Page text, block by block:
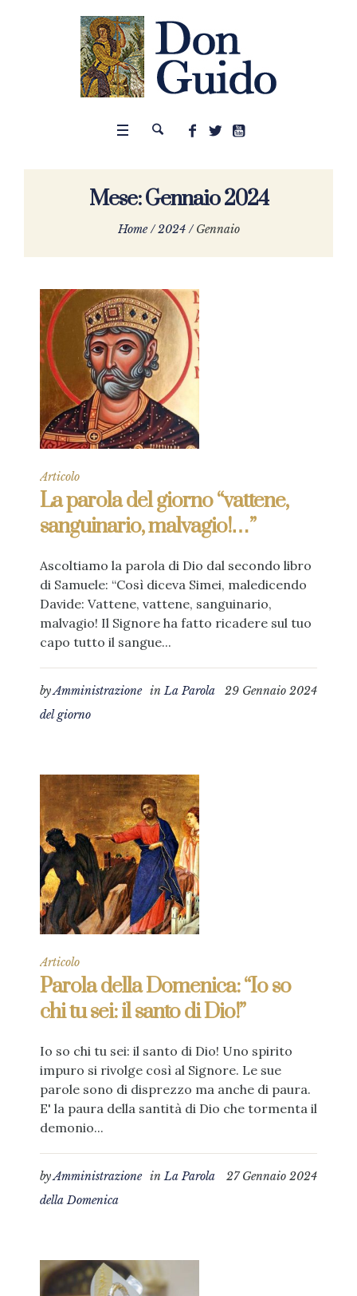
Mese:Gennaio 2024
Home /2024 /Gennaio
Articolo
La parola del giorno “vattene,
sanguinario, malvagio!…”
Ascoltiamo la parola di Dio dal secondo libro
di Samuele: “Così diceva Simei, maledicendo
Davide: Vattene, vattene, sanguinario,
malvagio! Il Signore ha fatto ricadere sul tuo
capo tutto il sangue...
29 Gennaio 2024
byAmministrazione inLa Parola
del giorno
Articolo
Parola della Domenica: “Io so
chi tu sei: il santo di Dio!”
Io so chi tu sei: il santo di Dio! Uno spirito
impuro si rivolge così al Signore. Le sue
parole sono di disprezzo ma anche di paura.
E' la paura della santità di Dio che tormenta il
demonio...
27 Gennaio 2024
byAmministrazione inLa Parola
della Domenica